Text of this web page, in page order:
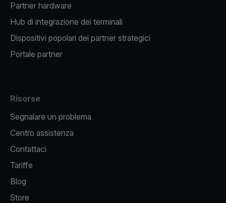
Partner hardware
Hub di integrazione dei terminali
Dispositivi popolari dei partner strategici
Portale partner
Risorse
Segnalare un problema
Centro assistenza
Contattaci
Tariffe
Blog
Store